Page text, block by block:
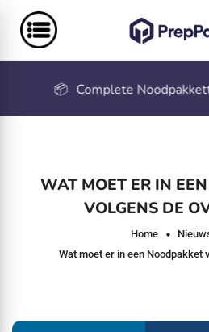
Complete Noodpakketten
WAT MOET ER IN
VOLGENS DE
Home
Wat moet er in een Noodpakket